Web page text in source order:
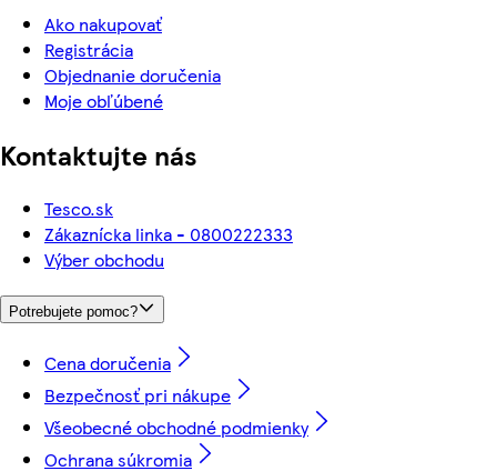
Ako nakupovať
Registrácia
Objednanie doručenia
Moje obľúbené
Kontaktujte nás
Tesco.sk
Zákaznícka linka - 0800222333
Výber obchodu
Potrebujete pomoc?
Cena doručenia
Bezpečnosť pri nákupe
Všeobecné obchodné podmienky
Ochrana súkromia